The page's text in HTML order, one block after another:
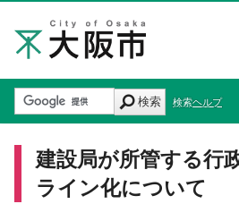
検索 検索ヘルプ
建設局が所管する行
ライン化について